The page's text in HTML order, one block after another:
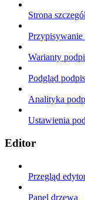
Strona
Przypisywanie
Warianty
Podgląd
Analityka
Ustawienia
Editor
Przegląd
Panel drzewa